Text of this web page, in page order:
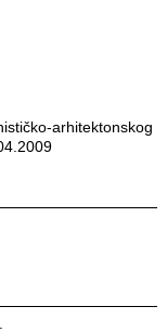
arhitektonskog